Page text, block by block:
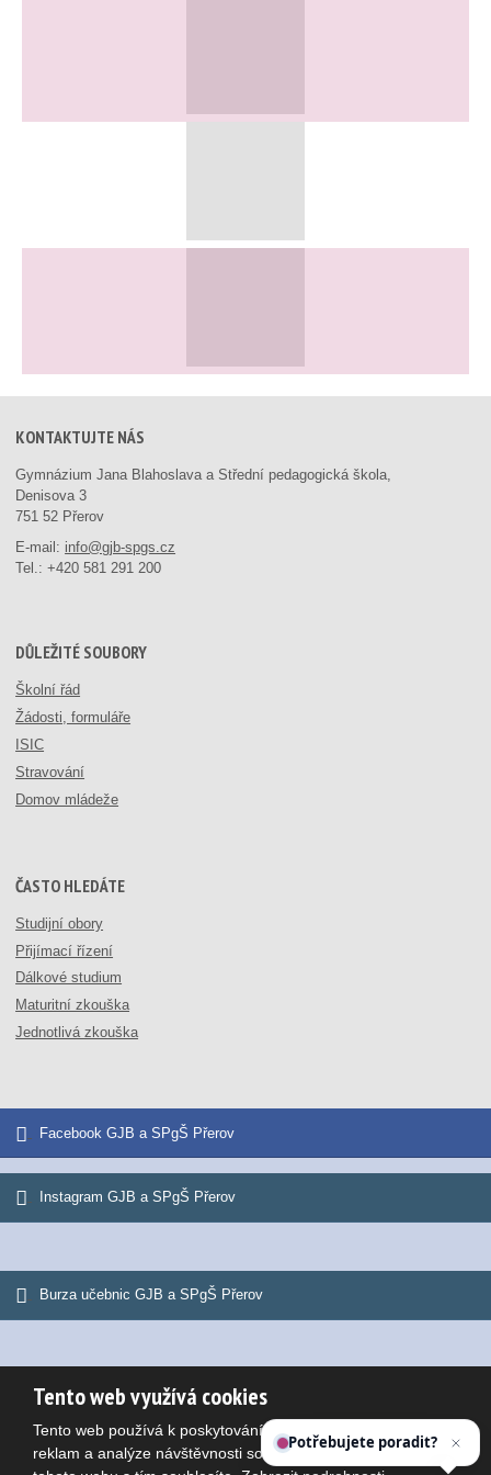
KONTAKTUJTE NÁS
Gymnázium Jana Blahoslava a Střední pedagogická škola,
Denisova 3
751 52 Přerov
E-mail: info@gjb-spgs.cz
Tel.:+420 581 291 200
DŮLEŽITÉ SOUBORY
Školní řád
Žádosti, formuláře
ISIC
Stravování
Domov mládeže
ČASTO HLEDÁTE
Studijní obory
Přijímací řízení
Dálkové studium
Maturitní zkouška
Jednotlivá zkouška
Facebook GJB a SPgŠ Přerov
Instagram GJB a SPgŠ Přerov
Burza učebnic GJB a SPgŠ Přerov
Mapa stránek |Podmínky použití
VYROBILA
Tento web využívá cookies
Tento web používá k poskytování služeb, personalizaci
reklam a analýze návštěvnosti soubory cookie. Používáním
Potřebujete poradit?Zepte